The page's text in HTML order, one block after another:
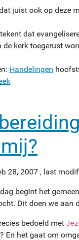
juist ook op deze
dat
de kerk toegerust
Handelingen
28, 2007 , last
begint het
Dit doen we aan
bedoeld met
En het gaat om